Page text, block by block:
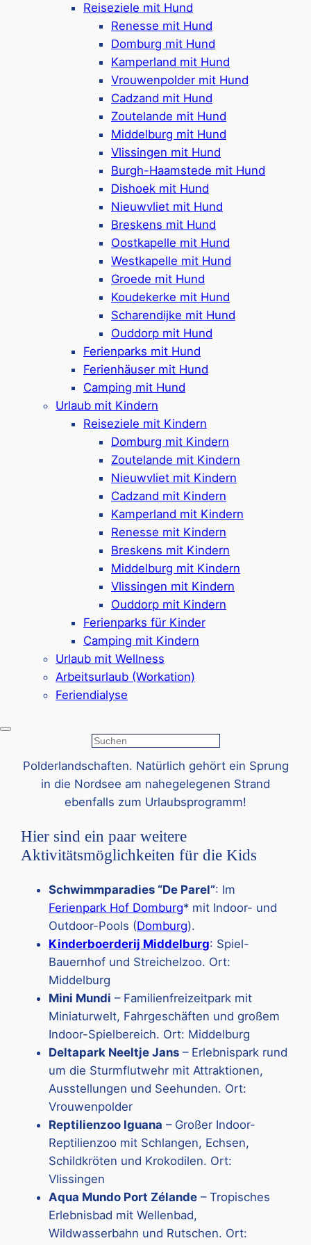
Reiseziele mit Hund
Renesse mit Hund
Domburg mit Hund
Kamperland mit Hund
Vrouwenpolder mit Hund
Cadzand mit Hund
Zoutelande mit Hund
Middelburg mit Hund
Vlissingen mit Hund
Burgh-Haamstede mit Hund
Dishoek mit Hund
Nieuwvliet mit Hund
Breskens mit Hund
Oostkapelle mit Hund
Westkapelle mit Hund
Groede mit Hund
Koudekerke mit Hund
Scharendijke mit Hund
Ouddorp mit Hund
Ferienparks mit Hund
Ferienhäuser mit Hund
Camping mit Hund
Urlaub mit Kindern
Reiseziele mit Kindern
Domburg mit Kindern
Zoutelande mit Kindern
Nieuwvliet mit Kindern
Cadzand mit Kindern
Kamperland mit Kindern
Renesse mit Kindern
Breskens mit Kindern
Middelburg mit Kindern
Vlissingen mit Kindern
Ouddorp mit Kindern
Ferienparks für Kinder
Camping mit Kindern
Urlaub mit Wellness
Arbeitsurlaub (Workation)
Feriendialyse
Suchen
Vielfältige Aktivitäten in
Ferienparks in Zeeland mit
Kindern
In den Ferienparks in Zeeland erwarten Kinder
zahlreiche Beschäftigungsmöglichkeiten. Beliebt
Spielplätze, Indoor-Spielwelten,
Ferienparks mit Schwimmbädern, Rutschen
und Kinderanimation. Unter den vielen
Ferienparks bieten etwaCenter Parcs
Zélande oder der Kindercamping Zonneweelde
jede Menge Spaß für jedes Alter – inklusive
Planschbecken für Babys und Kinder-Disco am
Abend. Die Animationsteams in den Schulferien
sorgen für Unterhaltung mit Bastelstunden,
Sportturnieren und Schatzsuchen. So wird der
Familienurlaub in Zeelandgarantiert nie
langweilig – auch nicht bei schlechtem Wetter.
Hinweis:Manchmal sind nur während der
niederländischenSchulferien Animationsteams
im Park, hier am besten direkt beim Ferienpark
für mehr Infos nachfragen!
Entdeckungstouren rund um
die Ferienparks in Zeeland
Neben den Angeboten innerhalb der Ferienparks
bietet auch die Umgebung spannende
Ausflugsziele für Familien. Der
„Mini Mundi“inMiddelburgoder der „
Neeltje Jans “ kombinieren Spielspaß mit
Wissensvermittlung. Wer es tierisch mag,
besucht denReptilienzoo Iguana
Fahrradtouren mit Kindern durch Dünen und
Polderlandschaften. Natürlich gehört ein Sprung
in die Nordsee am nahegelegenen Strand
ebenfalls zum Urlaubsprogramm!
Hier sind ein paar weitere
Aktivitätsmöglichkeiten für die Kids
Schwimmparadies “De Parel”: Im
Ferienpark Hof Domburg* mit Indoor- und
Outdoor-Pools (Domburg).
Kinderboerderij Middelburg: Spiel-
Bauernhof und Streichelzoo. Ort:
Middelburg
Mini Mundi – Familienfreizeitpark mit
Miniaturwelt, Fahrgeschäften und großem
Indoor-Spielbereich. Ort: Middelburg
Deltapark Neeltje Jans – Erlebnispark rund
um die Sturmflutwehr mit Attraktionen,
Ausstellungen und Seehunden. Ort:
Vrouwenpolder
Reptilienzoo Iguana – Großer Indoor-
Reptilienzoo mit Schlangen, Echsen,
Schildkröten und Krokodilen. Ort:
Vlissingen
Aqua Mundo Port Zélande – Tropisches
Erlebnisbad mit Wellenbad,
Wildwasserbahn und Rutschen. Ort: